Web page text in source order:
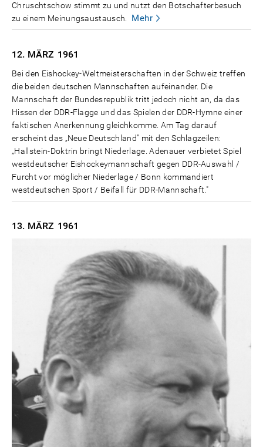
Chruschtschow stimmt zu und nutzt den Botschafterbesuch
zu einem Meinungsaustausch.
Mehr
12. MÄRZ 1961
Bei den Eishockey-Weltmeisterschaften in der Schweiz treffen
die beiden deutschen Mannschaften aufeinander. Die
Mannschaft der Bundesrepublik tritt jedoch nicht an, da das
Hissen der DDR-Flagge und das Spielen der DDR-Hymne einer
faktischen Anerkennung gleichkomme. Am Tag darauf
erscheint das „Neue Deutschland" mit den Schlagzeilen:
„Hallstein-Doktrin bringt Niederlage. Adenauer verbietet Spiel
westdeutscher Eishockeymannschaft gegen DDR-Auswahl /
Furcht vor möglicher Niederlage / Bonn kommandiert
westdeutschen Sport / Beifall für DDR-Mannschaft."
13. MÄRZ 1961